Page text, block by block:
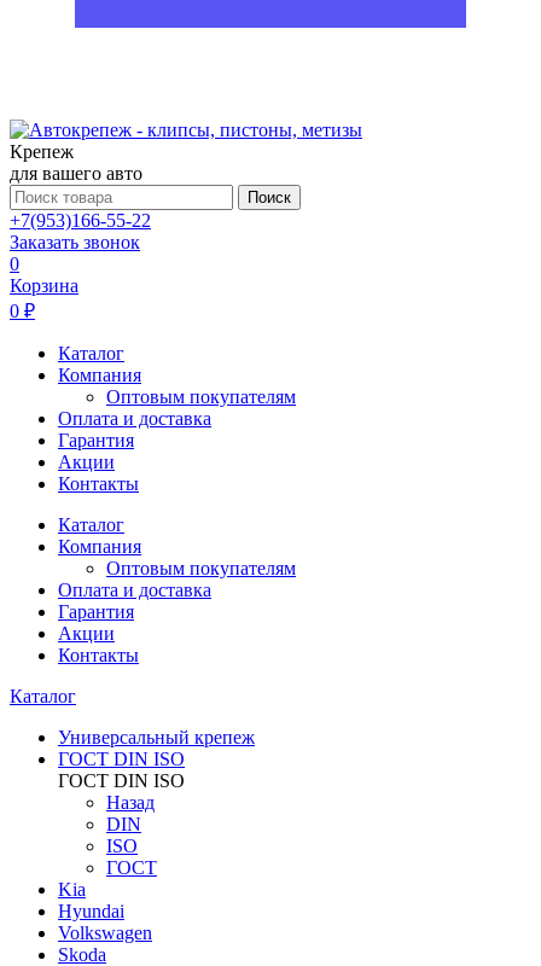
Крепеж
для вашего авто
Поиск
+7(953)166-55-22
Заказать звонок
0
Корзина
0 ₽
Каталог
Компания
Оптовым покупателям
Оплата и доставка
Гарантия
Акции
Контакты
Каталог
Компания
Оптовым покупателям
Оплата и доставка
Гарантия
Акции
Контакты
Каталог
Универсальный крепеж
ГОСТ DIN ISO
ГОСТ DIN ISO
Назад
DIN
ISO
ГОСТ
Kia
Hyundai
Volkswagen
Skoda